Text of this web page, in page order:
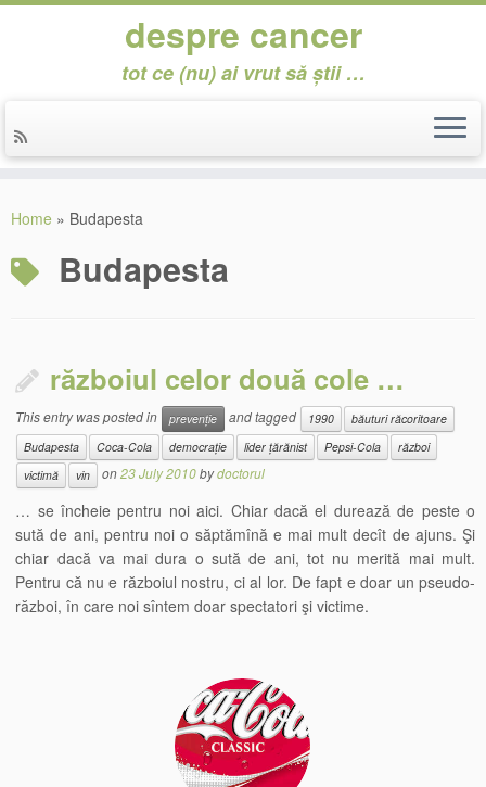
despre cancer
tot ce (nu) ai vrut să știi …
Home » Budapesta
Budapesta
războiul celor două cole …
This entry was posted in prevenție and tagged 1990
băuturi răcoritoare
Budapesta
Coca-Cola democrație lider țărănist Pepsi-Cola
război
victimă
vin on23 July 2010bydoctorul
… se încheie pentru noi aici. Chiar dacă el durează de peste o
sută de ani, pentru noi o săptămînă e mai mult decît de ajuns. Şi
chiar dacă va mai dura o sută de ani, tot nu merită mai mult.
Pentru că nu e războiul nostru, ci al lor. De fapt e doar un pseudo-
război, în care noi sîntem doar spectatori şi victime.